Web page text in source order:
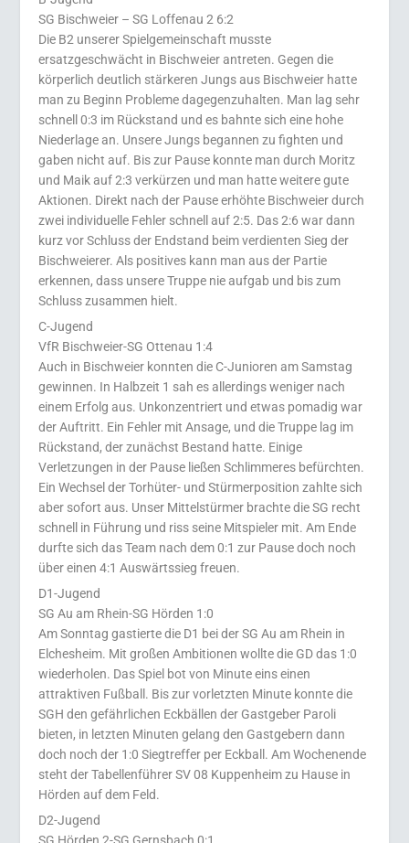
SG Bischweier – SG Loffenau 2 6:2
Die B2 unserer Spielgemeinschaft musste
ersatzgeschwächt in Bischweier antreten. Gegen die
körperlich deutlich stärkeren Jungs aus Bischweier hatte
man zu Beginn Probleme dagegenzuhalten. Man lag sehr
schnell 0:3 im Rückstand und es bahnte sich eine hohe
Niederlage an. Unsere Jungs begannen zu fighten und
gaben nicht auf. Bis zur Pause konnte man durch Moritz
und Maik auf 2:3 verkürzen und man hatte weitere gute
Aktionen. Direkt nach der Pause erhöhte Bischweier durch
zwei individuelle Fehler schnell auf 2:5. Das 2:6 war dann
kurz vor Schluss der Endstand beim verdienten Sieg der
Bischweierer. Als positives kann man aus der Partie
erkennen, dass unsere Truppe nie aufgab und bis zum
Schluss zusammen hielt.
C-Jugend
VfR Bischweier-SG Ottenau 1:4
Auch in Bischweier konnten die C-Junioren am Samstag
gewinnen. In Halbzeit 1 sah es allerdings weniger nach
einem Erfolg aus. Unkonzentriert und etwas pomadig war
der Auftritt. Ein Fehler mit Ansage, und die Truppe lag im
Rückstand, der zunächst Bestand hatte. Einige
Verletzungen in der Pause ließen Schlimmeres befürchten.
Ein Wechsel der Torhüter- und Stürmerposition zahlte sich
aber sofort aus. Unser Mittelstürmer brachte die SG recht
schnell in Führung und riss seine Mitspieler mit. Am Ende
durfte sich das Team nach dem 0:1 zur Pause doch noch
über einen 4:1 Auswärtssieg freuen.
D1-Jugend
SG Au am Rhein-SG Hörden 1:0
Am Sonntag gastierte die D1 bei der SG Au am Rhein in
Elchesheim. Mit großen Ambitionen wollte die GD das 1:0
wiederholen. Das Spiel bot von Minute eins einen
attraktiven Fußball. Bis zur vorletzten Minute konnte die
SGH den gefährlichen Eckbällen der Gastgeber Paroli
bieten, in letzten Minuten gelang den Gastgebern dann
doch noch der 1:0 Siegtreffer per Eckball. Am Wochenende
steht der Tabellenführer SV 08 Kuppenheim zu Hause in
Hörden auf dem Feld.
D2-Jugend